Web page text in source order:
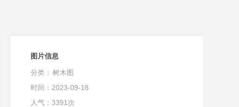
图片信息
分类： 树木图
时间：2023-09-18
人气：3391次